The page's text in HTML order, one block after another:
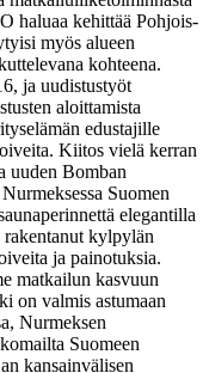
haluaa kehittää Pohjois-
myös alueen
kohteena.
ja uudistustyöt
aloittamista
edustajille
Kiitos vielä kerran
uuden Bomban
Suomen
elegantilla
kylpylän
ja painotuksia.
matkailun kasvuun
on valmis astumaan
Nurmeksen
Suomeen
kansainvälisen